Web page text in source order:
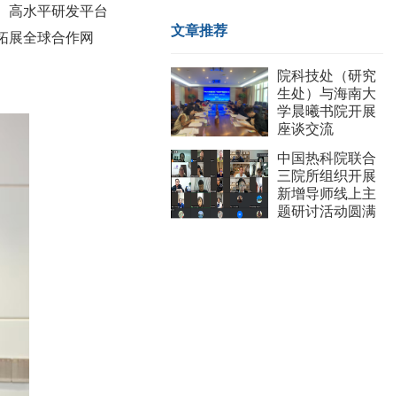
文章推荐
院科技处（研究
生处）与海南大
学晨曦书院开展
座谈交流
中国热科院联合
三院所组织开展
新增导师线上主
题研讨活动圆满
高水平研发平台
展全球合作网